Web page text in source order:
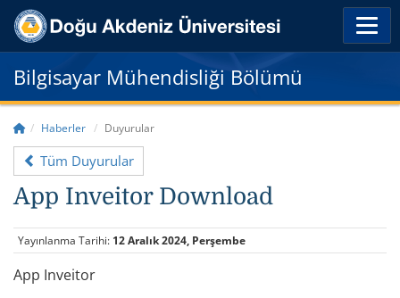
Bilgisayar Mühendisliği Bölümü
Haberler Duyurular
Tüm Duyurular
App Inveitor Download
Yayınlanma Tarihi: 12 Aralık 2024, Perşembe
App Inveitor